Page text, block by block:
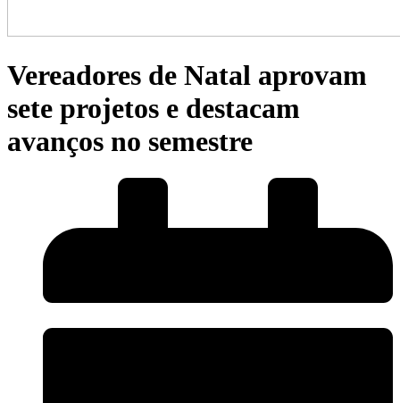
Vereadores de Natal aprovam
sete projetos e destacam
avanços no semestre